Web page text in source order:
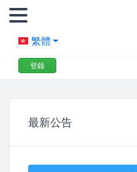
繁體
登錄
最新公告